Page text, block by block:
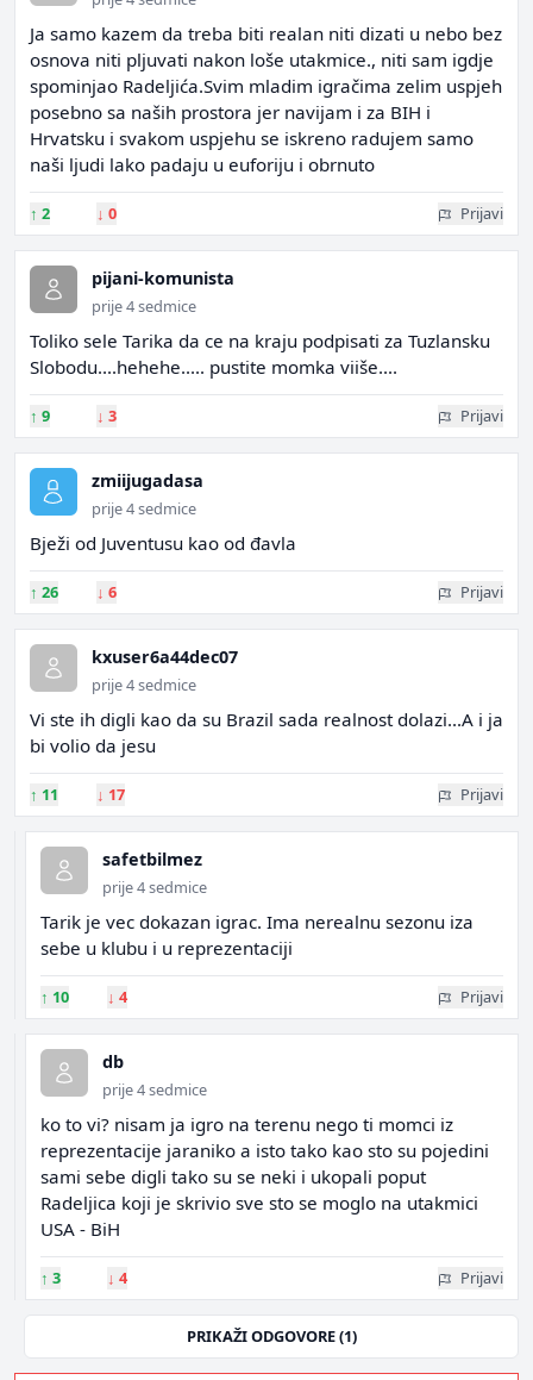
Ja samo kazem da treba biti realan niti dizati u nebo bez
osnova niti pljuvati nakon loše utakmice., niti sam igdje
spominjao Radeljića.Svim mladim igračima zelim uspjeh
posebno sa naših prostora jer navijam i za BIH i
Hrvatsku i svakom uspjehu se iskreno radujem samo
naši ljudi lako padaju u euforiju i obrnuto
↑ 2 ↓ 0 Prijavi
pijani-komunista
prije 4 sedmice
Toliko sele Tarika da ce na kraju podpisati za Tuzlansku
Slobodu....hehehe..... pustite momka viiše....
↑ 9 ↓ 3 Prijavi
zmiijugadasa
prije 4 sedmice
Bježi od Juventusu kao od đavla
↑ 26 ↓ 6 Prijavi
kxuser6a44dec07
prije 4 sedmice
Vi ste ih digli kao da su Brazil sada realnost dolazi...A i ja
bi volio da jesu
↑ 11 ↓ 17 Prijavi
safetbilmez
prije 4 sedmice
Tarik je vec dokazan igrac. Ima nerealnu sezonu iza
sebe u klubu i u reprezentaciji
↑ 10 ↓ 4 Prijavi
db
prije 4 sedmice
ko to vi? nisam ja igro na terenu nego ti momci iz
reprezentacije jaraniko a isto tako kao sto su pojedini
sami sebe digli tako su se neki i ukopali poput
Radeljica koji je skrivio sve sto se moglo na utakmici
USA - BiH
↑ 3 ↓ 4 Prijavi
PRIKAŽI ODGOVORE (1)